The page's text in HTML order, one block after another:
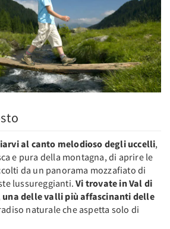
al canto melodioso degli uccelli,
e pura della montagna, di aprire le
da un panorama mozzafiato di
lussureggianti.Vi trovate in Val di
una delle valli più affascinanti delle
naturale che aspetta solo di